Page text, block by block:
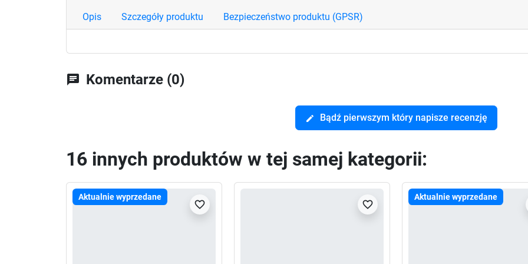
Opis Szczegóły produktu Bezpieczeństwo produktu (GPSR)
chat Komentarze (0)
edit Bądź pierwszym który napisze recenzję
16 innych produktów w tej samej kategorii:
Aktualnie wyprzedane
favorite_border favorite_border
Aktualnie wyprzedane